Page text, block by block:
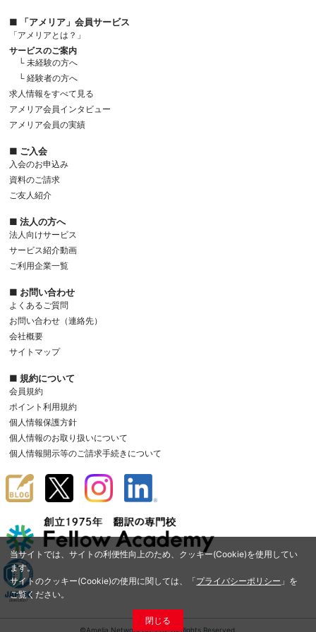
当サイトでは、サイトの利便性向上のため、クッキー(Cookie)を使用してい
ます。
サイトのクッキー(Cookie)の使用に関しては、「プライバシーポリシー 」を
ご覧ください。
閉じる
■ 「アメリア」会員サービス
「アメリアとは？」
サービスのご案内
└ 未経験の方へ
└ 経験者の方へ
求人情報をすべて見る
アメリア会員インタビュー
アメリア会員の実績
■ ご入会
入会のお申込み
資料のご請求
ご友人紹介
■ 法人の方へ
法人向けサービス
サービス紹介動画
ご利用企業一覧
■ お問い合わせ
よくあるご質問
お問い合わせ（連絡先）
会社概要
サイトマップ
■ 規約について
会員規約
ポイント利用規約
個人情報保護方針
個人情報のお取り扱いについて
個人情報開示等のご請求手続きについて
©Amelia Network Co.,Ltd. All Rights Reserved.